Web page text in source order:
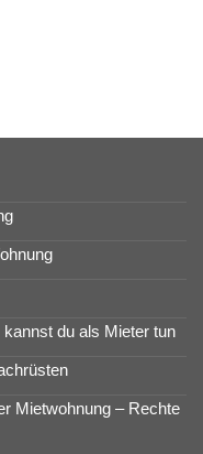
du als Mieter tun
Mietwohnung – Rechte